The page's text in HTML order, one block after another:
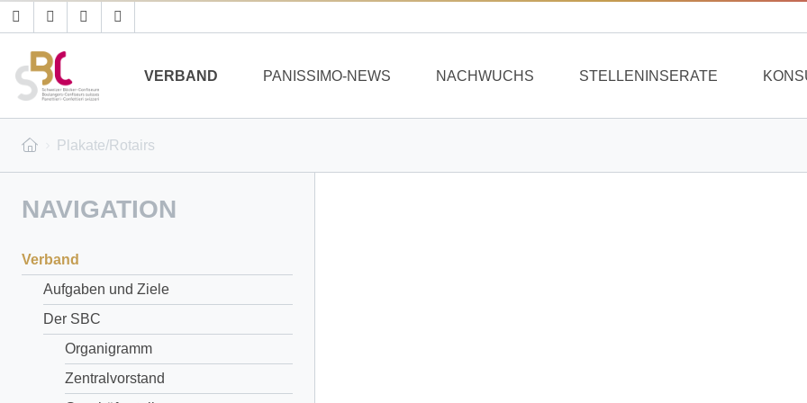
VERBAND PANISSIMO-NEWS NACHWUCHS STELLENINSERATE
Plakate/Rotairs
NAVIGATION
Verband
Aufgaben und Ziele
Der SBC
Organigramm
Zentralvorstand